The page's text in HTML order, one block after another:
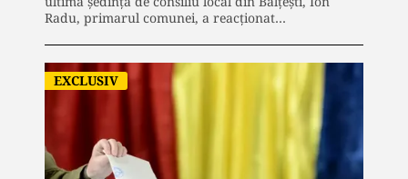
Radu, primarul comunei, a reacționat…
EXCLUSIV